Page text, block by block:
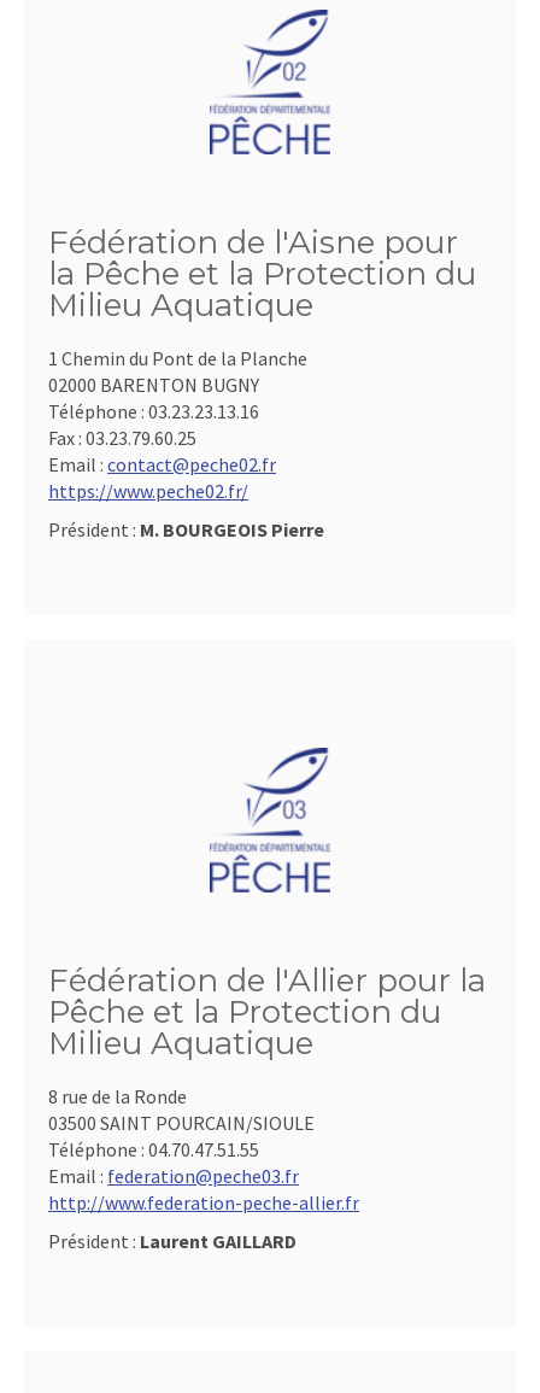
Fédération de l'Aisne pour
la Pêche et la Protection du
Milieu Aquatique
1 Chemin du Pont de la Planche
02000 BARENTON BUGNY
Téléphone : 03.23.23.13.16
Fax : 03.23.79.60.25
Email : contact@peche02.fr
https://www.peche02.fr/
Président : M. BOURGEOIS Pierre
Fédération de l'Allier pour la
Pêche et la Protection du
Milieu Aquatique
8 rue de la Ronde
03500 SAINT POURCAIN/SIOULE
Téléphone : 04.70.47.51.55
Email : federation@peche03.fr
http://www.federation-peche-allier.fr
Président : Laurent GAILLARD